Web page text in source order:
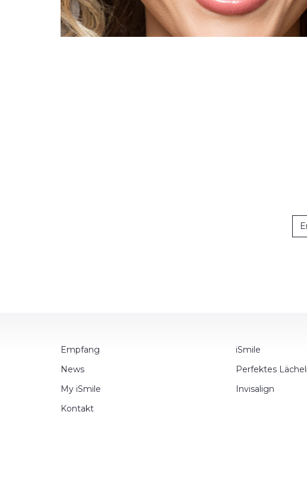
Empfang
News
My iSmile
Kontakt
iSmile
Perfektes
Invisalign